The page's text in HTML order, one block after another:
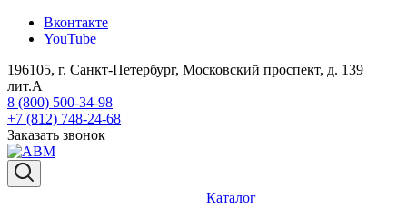
Вконтакте
YouTube
196105, г. Санкт-Петербург, Московский проспект, д. 139
лит.А
8 (800) 500-34-98
+7 (812) 748-24-68
Заказать звонок
Каталог